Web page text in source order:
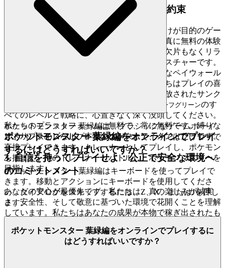
2. 正直な楽しさ：プレッシャーゼロの約束
楽しみだけが通貨で、エンターテイメントだけが目的のゲー
ムの楽園を想像してみてください。私たちは真に無料の体験
を提供することを信じ、信頼を育み、心配の欠片もなくリラ
ックスして没頭できるホスピタリティのジェスチャーです。
隠れたコスト、積極的なマネタイズ、侵入的なペイウォール
に満ちたプラットフォームとは異なり、私たちはプレイの喜
びが最優先で、財務的なプレッシャーから解放されたサンク
ポケットモンスター リーフグリーンのす
べてのレベルと戦略に、心置きなく深く没頭してください。
私たちのプラットフォームは無料で、常に無料です。縛りな
し、サプライズなし、本物のエンターテイメントだけです。
3. 自信を持ってプレイせよ：公正で安全な環境へ
のコミットメント
あなたの安心が最優先です。私たちは、真の楽しみが誠実
さ、安全性、そして敬意に基づいた環境で花開くことを理解
しています。私たちはあなたの成果が本物で稼ぎ出されたも
けでなく強制される、安全で揺るぎないエコシステムを細心
の注意を払って構築します。このコミットメントにより、す
ポケットモンスター 葉緑編は、クラシックなゲームボーイ
アドバンスのロールプレイングゲームで、今ではブラウザで
直接プレイできます。トレーナーとしてプレイし、ポケモン
を捕まえ、他のトレーナーとバトルし、ポケモンマスターを
目指します。
ポケットモンスター 葉緑編をオンラインでプレイ
するにはどうすればいいですか？
ポケットモンスター 葉緑編はキーボードを使ってプレイで
きます。移動とアクションにキーボードを使用してくださ
い。ダイアログをスキップするには、Z、X、またはJを押し
ます。
ポケットモンスター 葉緑編をオンラインでプレイするに
はどうすればいいですか？